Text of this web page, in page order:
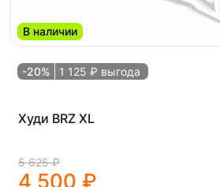
В наличии
-20% 1 125 ₽ выгода
Худи BRZ XL
5 625 ₽
4 500 ₽